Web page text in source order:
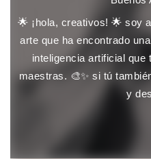
🌟 ¡hola, creativos! 🌟 soy
arte que ha encontrado
inteligencia artificial que
maestras. 🎨✨ si tú
y